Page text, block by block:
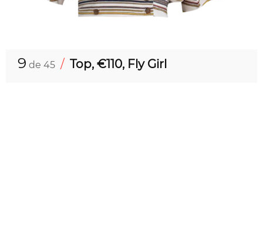
9 de 45 / Top, €110, Fly Girl